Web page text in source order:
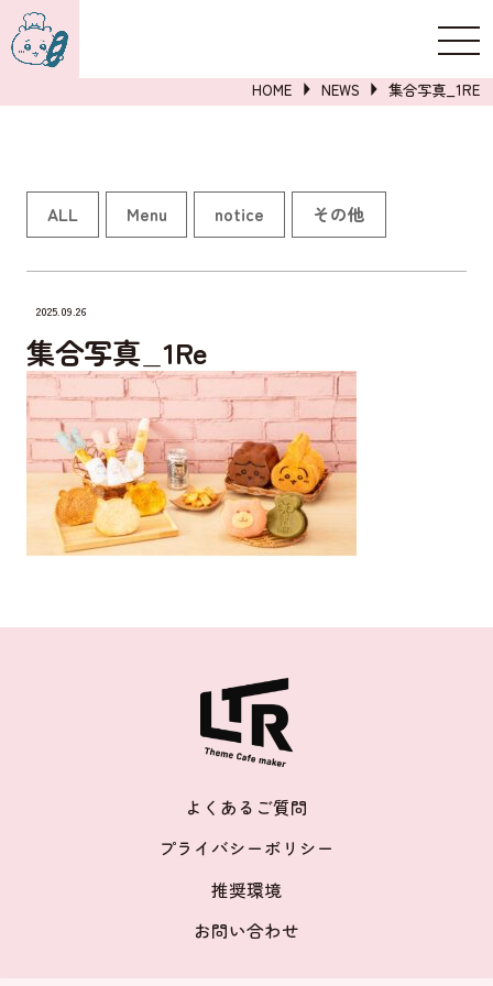
詳しくはこちら
HOME NEWS 集合写真_1RE
ALL Menu notice その他
2025.09.26
集合写真_1Re
よくあるご質問
プライバシーポリシー
推奨環境
お問い合わせ